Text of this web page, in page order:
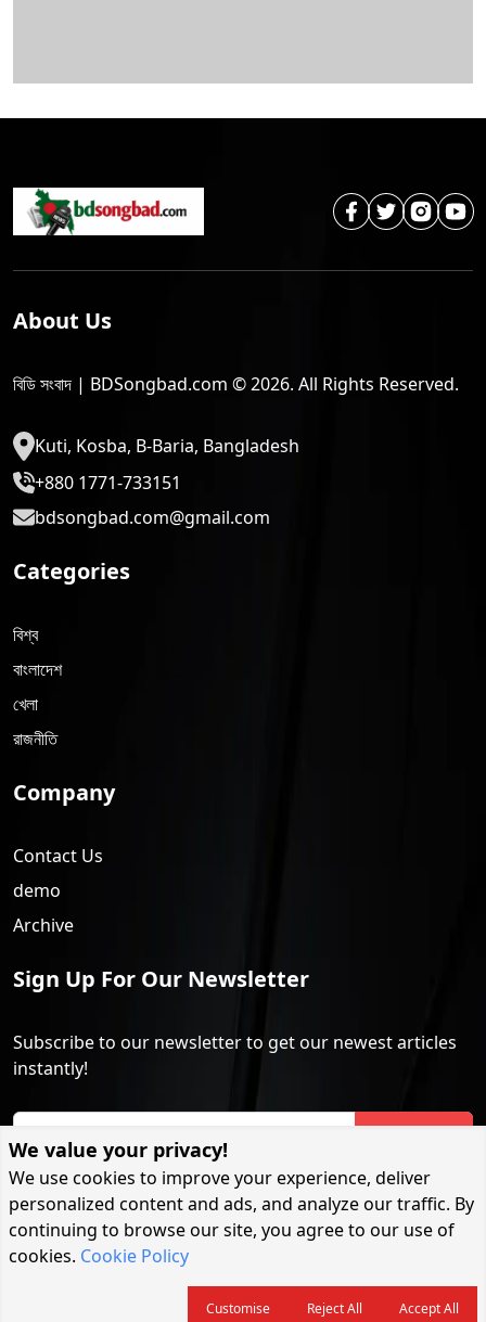
About Us
বিডি সংবাদ | BDSongbad.com © 2026. All Rights Reserved.
Kuti, Kosba, B-Baria, Bangladesh
+880 1771-733151
bdsongbad.com@gmail.com
Categories
বিশ্ব
বাংলাদেশ
খেলা
রাজনীতি
Company
Contact Us
demo
Archive
Sign Up For Our Newsletter
Subscribe to our newsletter to get our newest articles
instantly!
Copyright Protected @ 2026 | BDSongbad.com | বিডি সংবাদ
We value your privacy!
We use cookies to improve your experience, deliver
personalized content and ads, and analyze our traffic. By
continuing to browse our site, you agree to our use of
cookies. Cookie Policy
Customise Reject All Accept All